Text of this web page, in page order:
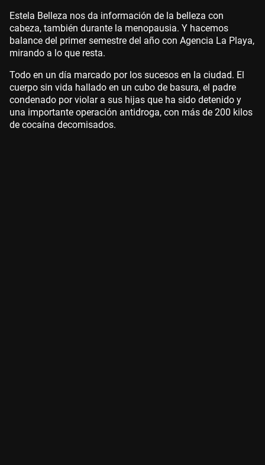
Estela Belleza nos da información de la belleza con
cabeza, también durante la menopausia. Y hacemos
balance del primer semestre del año con Agencia La Playa,
mirando a lo que resta.
Todo en un día marcado por los sucesos en la ciudad. El
cuerpo sin vida hallado en un cubo de basura, el padre
condenado por violar a sus hijas que ha sido detenido y
una importante operación antidroga, con más de 200 kilos
de cocaína decomisados.